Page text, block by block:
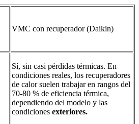
VMC con recuperador (Daikin)
Sí, sin casi pérdidas térmicas. En
condiciones reales, los recuperadores
de calor suelen trabajar en rangos del
70-80 % de eficiencia térmica,
dependiendo del modelo y las
condiciones exteriores.